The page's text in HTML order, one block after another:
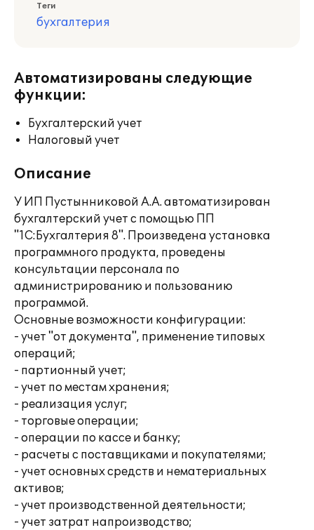
Теги
бухгалтерия
Автоматизированы следующие
функции:
Бухгалтерский учет
Налоговый учет
Описание
У ИП Пустынниковой А.А. автоматизирован
бухгалтерский учет с помощью ПП
"1С:Бухгалтерия 8". Произведена установка
программного продукта, проведены
консультации персонала по
администрированию и пользованию
программой.
Основные возможности конфигурации:
- учет "от документа", применение типовых
операций;
- партионный учет;
- учет по местам хранения;
- реализация услуг;
- торговые операции;
- операции по кассе и банку;
- расчеты с поставщиками и покупателями;
- учет основных средств и нематериальных
активов;
- учет производственной деятельности;
- учет затрат напроизводство;